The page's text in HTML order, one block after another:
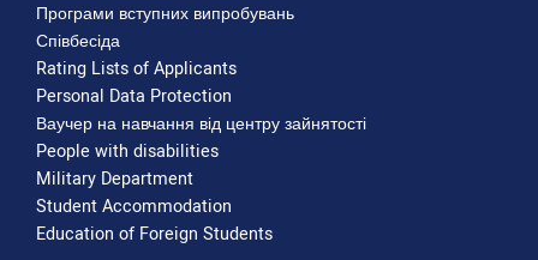
Програми вступних випробувань
Співбесіда
Rating Lists of Applicants
Personal Data Protection
Ваучер на навчання від центру зайнятості
People with disabilities
Military Department
Student Accommodation
Education of Foreign Students
Майдану,
8.
.